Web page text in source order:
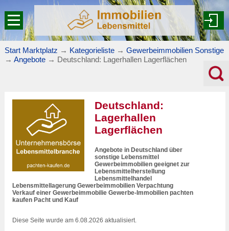
Start Marktplatz → Kategorieliste → Gewerbeimmobilien Sonstige
→ Angebote → Deutschland: Lagerhallen Lagerflächen
Deutschland:
Lagerhallen
Lagerflächen
Angebote in Deutschland über
sonstige Lebensmittel
Gewerbeimmobilien geeignet zur
Lebensmittelherstellung
Lebensmittelhandel
Lebensmittellagerung Gewerbeimmobilien Verpachtung
Verkauf einer Gewerbeimmobilie Gewerbe-Immobilien pachten
kaufen Pacht und Kauf
Diese Seite wurde am 6.08.2026 aktualisiert.